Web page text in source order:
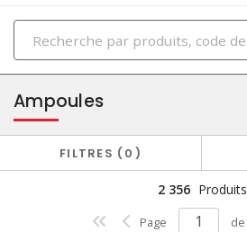
PRODUITS
éclairage
Ampoules
FILTRES 0
2 356 Produits
Page de